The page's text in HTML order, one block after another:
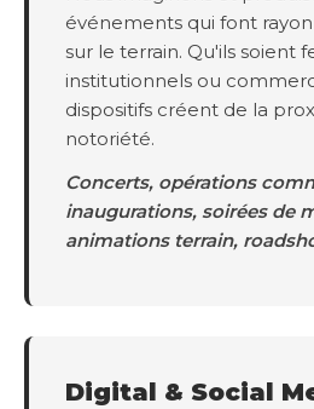
événements qui font
sur le terrain. Qu'ils soient
institutionnels ou
dispositifs créent de la
notoriété.
Concerts, opérations
inaugurations, soirées de
animations terrain,
Digital & Social